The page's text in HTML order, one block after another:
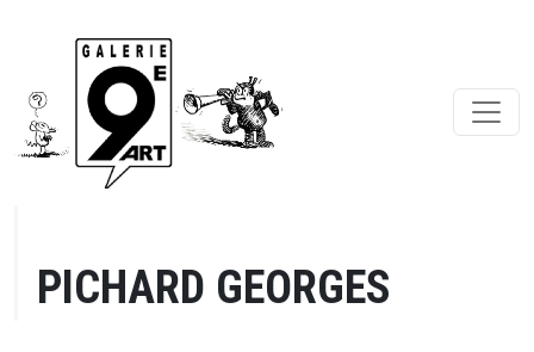
PICHARD GEORGES